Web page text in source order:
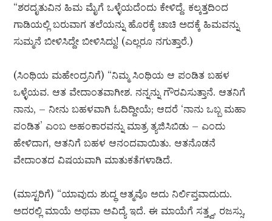
“ಶರದೃತುವಿನ ಹಿಮ ಮೈಗೆ ಒಳ್ಳೆಯದೆಂದು ಕೇಳಿದ್ದೆ. ಕಲ್ಕತ್ತದಿಂದ
ಗಾಡಿಯಲ್ಲಿ ಬರುವಾಗ ತಲೆಯನ್ನು ಹೊರಕ್ಕೆ ಚಾಚಿ ಅದಕ್ಕೆ ಹಿಮವನ್ನು
ಸುಮ್ಮನೆ ಬೀಳಿಸಿದ್ದೇ ಬೀಳಿಸಿದ್ದು! (ಎಲ್ಲರೂ ನಗುತ್ತಾರೆ.)
(ಸಿಂಥಿಯ ಮಹೇಂದ್ರನಿಗೆ) “ನಿಮ್ಮ ಸಿಂಥಿಯ ಆ ಪಂಡಿತ ಬಹಳ
ಒಳ್ಳೆಯವ. ಆತ ವೇದಾಂತವಾಗೀಶ. ನನ್ನನ್ನು ಗೌರವಿಸುತ್ತಾನೆ. ಆತನಿಗೆ
ನಾನು, – ನೀನು ಬಹಳವಾಗಿ ಓದಿದ್ದೀಯೆ; ಆದರೆ ‘ನಾನು ಒಬ್ಬ ಮಹಾ
ಪಂಡಿತ’ ಎಂಬ ಅಹಂಕಾರವನ್ನು ಮಾತ್ರ ತ್ಯಜಿಸಿಬಿಡು – ಎಂದು
ಹೇಳಿದಾಗ, ಆತನಿಗೆ ಬಹಳ ಆನಂದವಾಯಿತು. ಆತನೊಡನೆ
ವೇದಾಂತದ ವಿಷಯವಾಗಿ ಮಾತುಕತೆಗಳಾಡಿದೆ.
(ಮಾಸ್ಟರಿಗೆ) “ಯಾವುದು ಶುದ್ಧ ಆತ್ಮವೊ ಅದು ನಿರ್ಲಿಪ್ತವಾದುದು.
ಅದರಲ್ಲಿ ಮಾಯೆ ಅಥವಾ ಅವಿದ್ಯೆ ಇದೆ. ಈ ಮಾಯೆಗೆ ಸತ್ತ್ವ, ರಜಸ್ಸು,